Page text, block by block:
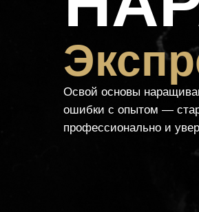
Освой основы
ошибки с опытом —
профессионально и